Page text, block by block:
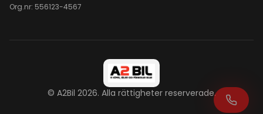
Org.nr: 556123-4567
© A2Bil 2026. Alla rättigheter reserverade.